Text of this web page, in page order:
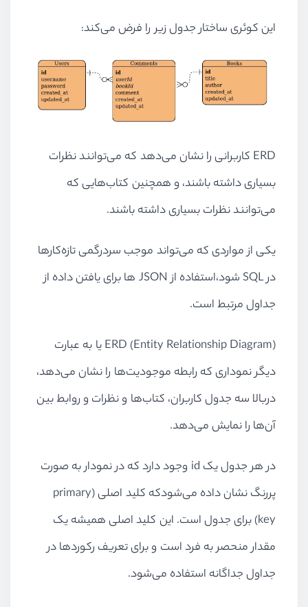
این کوئری ساختار جدول زیر را فرض می‌کند:
ERD کاربرانی را نشان می‌دهد که می‌توانند نظرات
بسیاری داشته باشند، و همچنین کتاب‌هایی که
می‌توانند نظرات بسیاری داشته باشند.
یکی از مواردی که می‌تواند موجب سردرگمی تازه‌کارها
درSQLشود،‌استفاده ازJSON ها برای یافتن داده از
جداول مرتبط است.
ERD (Entity Relationship Diagram)یا به عبارت
دیگر نموداری که رابطه موجودیت‌ها را نشان می‌دهد،
دربالا سه جدول کاربران، کتاب‌ها و نظرات و روابط بین
آن‌ها را نمایش می‌دهد.
در هر جدول یک id وجود دارد که در نمودار به صورت
پر‌رنگ نشان داده می‌شودکه کلید اصلی (primary
key) برای جدول است. این کلید اصلی همیشه یک
مقدار منحصر به فرد است و برای تعریف رکوردها در
جداول جداگانه استفاده می‌شود.